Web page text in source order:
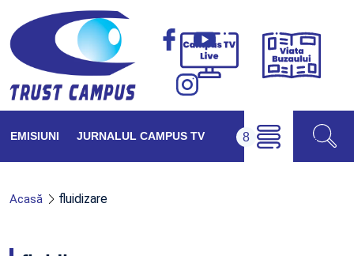
Campus
Viața
EMISIUNI JURNALUL CAMPUS TV
Acasă fluidizare